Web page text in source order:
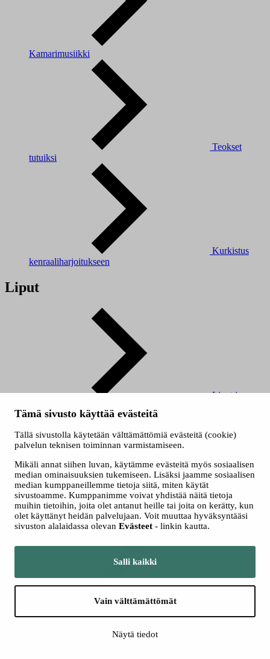
Tämä sivusto käyttää evästeitä
Tällä sivustolla käytetään välttämättömiä evästeitä (cookie)
palvelun teknisen toiminnan varmistamiseen.
Mikäli annat siihen luvan, käytämme evästeitä myös sosiaalisen
median ominaisuuksien tukemiseen. Lisäksi jaamme sosiaalisen
median kumppaneillemme tietoja siitä, miten käytät
sivustoamme. Kumppanimme voivat yhdistää näitä tietoja
muihin tietoihin, joita olet antanut heille tai joita on kerätty, kun
olet käyttänyt heidän palvelujaan. Voit muuttaa hyväksyntääsi
sivuston alalaidassa olevan Evästeet - linkin kautta.
Salli kaikki
Vain välttämättömät
Näytä tiedot
Kamarimusiikki
Teokset
tutuiksi
Kurkistus
kenraaliharjoitukseen
Liput
Liput ja
Kausikortti